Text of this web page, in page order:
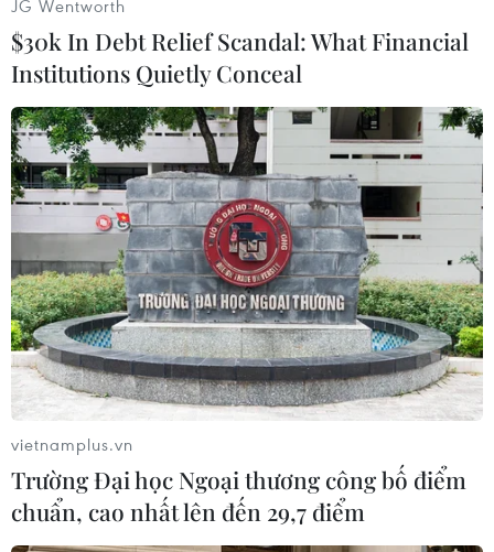
sử dụngnguồn tiết kiệm./.
#Apple #TSMC #Đối tác sản xuất chip #Linh kiện
JG Wentworth
$30k In Debt Relief Scandal: What Financial
Institutions Quietly Conceal
vietnamplus.vn
Trường Đại học Ngoại thương công bố điểm
chuẩn, cao nhất lên đến 29,7 điểm